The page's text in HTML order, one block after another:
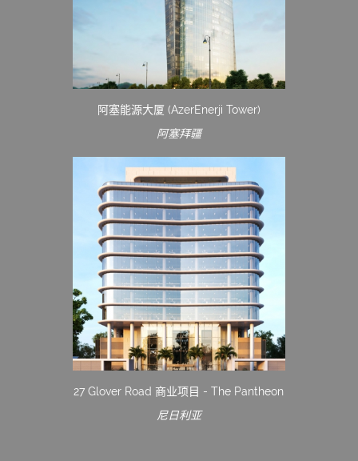
阿塞能源大厦 (AzerEnerji Tower)
阿塞拜疆
27 Glover Road 商业项目 - The Pantheon
尼日利亚